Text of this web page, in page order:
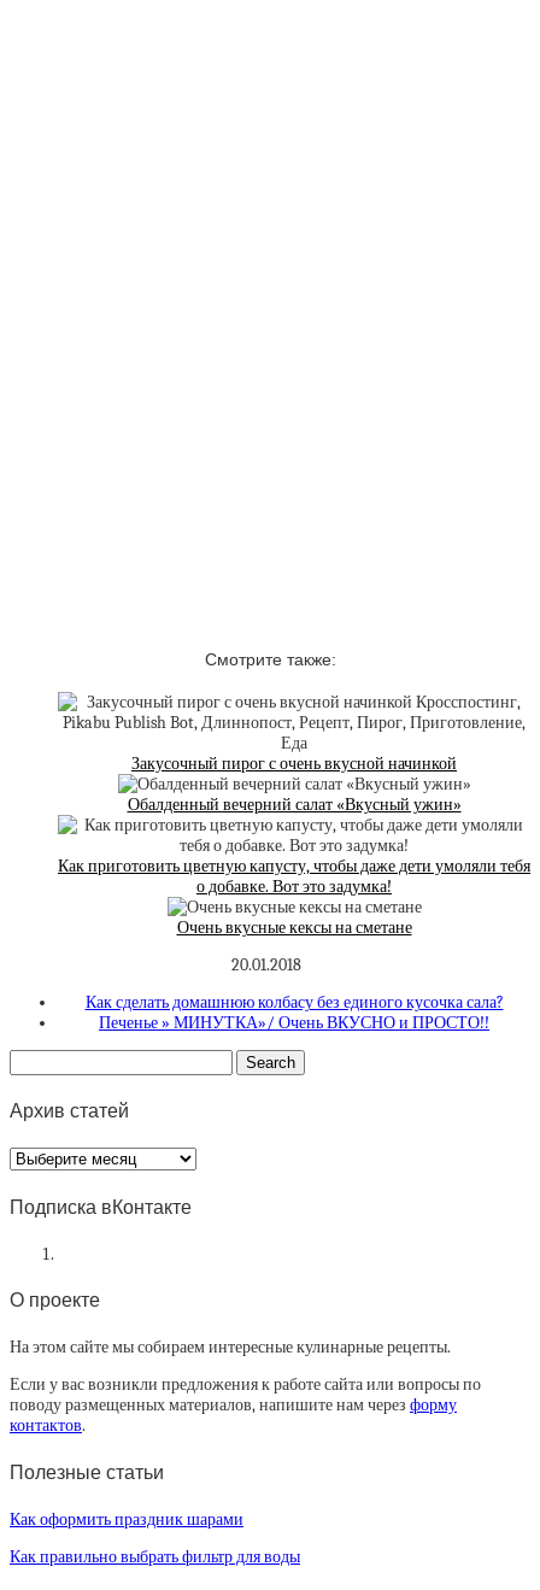
Смотрите также:
Закусочный пирог с очень вкусной начинкой⁠⁠
Обалденный вечерний салат «Вкусный ужин»
Как приготовить цветную капусту, чтобы даже дети умоляли тебя
о добавке. Вот это задумка!
Очень вкусные кексы на сметане
20.01.2018
Как сделать домашнюю колбасу без единого кусочка сала?
Печенье » МИНУТКА»/ Очень ВКУСНО и ПРОСТО!!
Архив статей
Архив
статей
Подписка вКонтакте
О проекте
На этом сайте мы собираем интересные кулинарные рецепты.
Если у вас возникли предложения к работе сайта или вопросы по
поводу размещенных материалов, напишите нам через форму
контактов.
Полезные статьи
Как оформить праздник шарами
Как правильно выбрать фильтр для воды